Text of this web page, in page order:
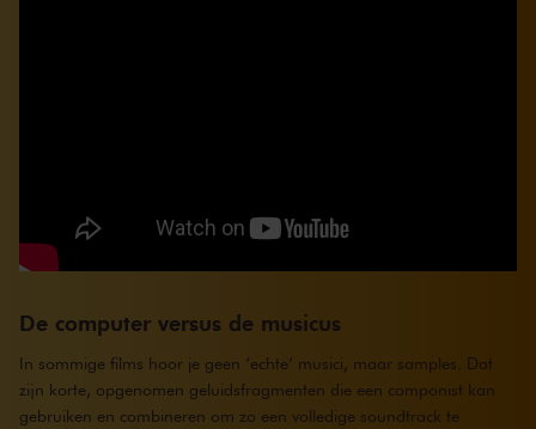
De computer versus de musicus
In sommige films hoor je geen ‘echte’ musici, maar samples. Dat
zijn korte, opgenomen geluidsfragmenten die een componist kan
gebruiken en combineren om zo een volledige soundtrack te